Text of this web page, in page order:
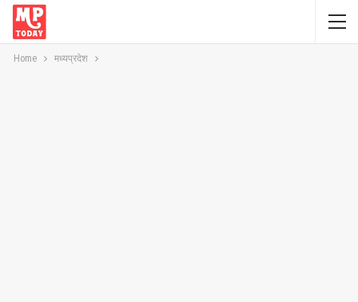
Home मध्यप्रदेश